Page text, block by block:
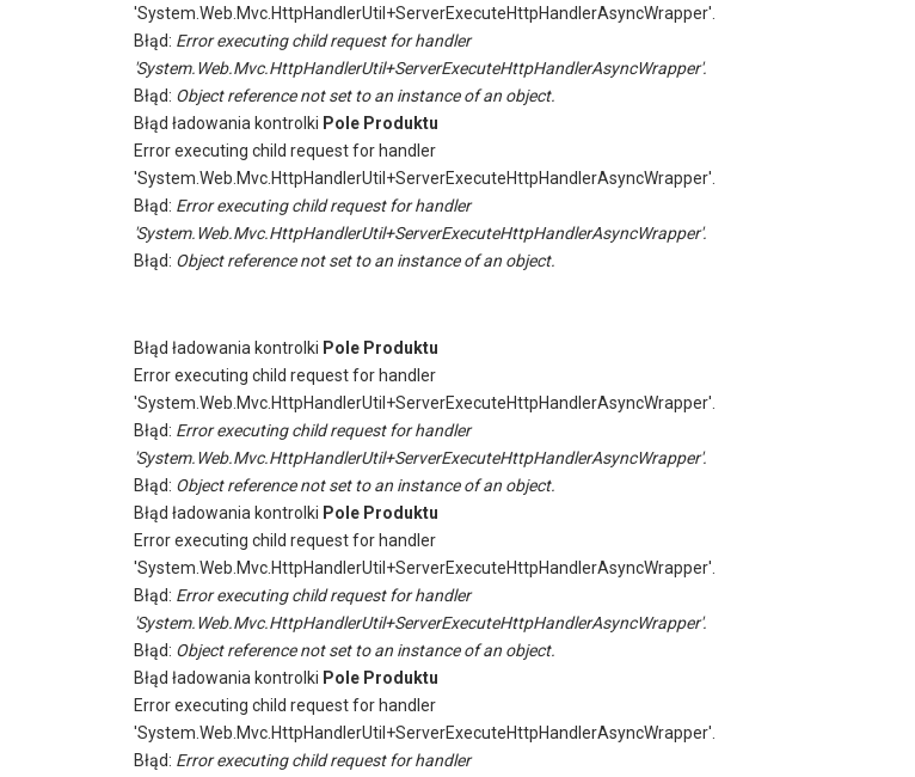
'System.Web.Mvc.HttpHandlerUtil+ServerExecuteHttpHandlerAsyncWrapper'.
Błąd: Error executing child request for handler
'System.Web.Mvc.HttpHandlerUtil+ServerExecuteHttpHandlerAsyncWrapper'.
Błąd: Object reference not set to an instance of an object.
Błąd ładowania kontrolki Pole Produktu
Error executing child request for handler
'System.Web.Mvc.HttpHandlerUtil+ServerExecuteHttpHandlerAsyncWrapper'.
Błąd: Error executing child request for handler
'System.Web.Mvc.HttpHandlerUtil+ServerExecuteHttpHandlerAsyncWrapper'.
Błąd: Object reference not set to an instance of an object.
Błąd ładowania kontrolki Pole Produktu
Error executing child request for handler
'System.Web.Mvc.HttpHandlerUtil+ServerExecuteHttpHandlerAsyncWrapper'.
Błąd: Error executing child request for handler
'System.Web.Mvc.HttpHandlerUtil+ServerExecuteHttpHandlerAsyncWrapper'.
Błąd: Object reference not set to an instance of an object.
Błąd ładowania kontrolki Pole Produktu
Error executing child request for handler
'System.Web.Mvc.HttpHandlerUtil+ServerExecuteHttpHandlerAsyncWrapper'.
Błąd: Error executing child request for handler
'System.Web.Mvc.HttpHandlerUtil+ServerExecuteHttpHandlerAsyncWrapper'.
Błąd: Object reference not set to an instance of an object.
Błąd ładowania kontrolki Pole Produktu
Error executing child request for handler
'System.Web.Mvc.HttpHandlerUtil+ServerExecuteHttpHandlerAsyncWrapper'.
Błąd: Error executing child request for handler